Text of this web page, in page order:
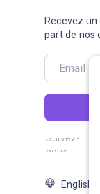
Recevez
part de nos
Suivez-
nous
English